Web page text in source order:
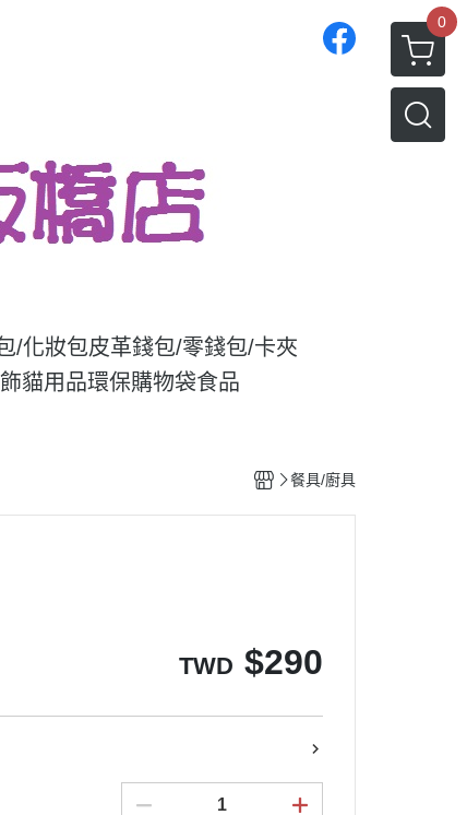
0
/化妝包皮革錢包/零錢包/卡夾
貓用品環保購物袋食品
餐具/廚具
TWD $290